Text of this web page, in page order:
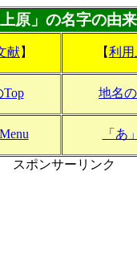
上原」の名字の由来
献】 【利
地名
「あ
スポンサーリンク